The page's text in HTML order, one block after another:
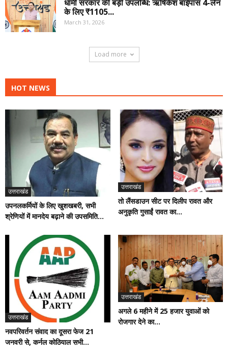
धामी सरकार की बड़ी उपलब्धि: ऋषिकेश बाईपास 4-लेन
के लिए ₹1105...
March 31, 2026
Load more
HOT NEWS
उत्तराखंड
उपनलकर्मियों के लिए खुशखबरी, सभी
श्रेणियों में मानदेय बढ़ाने की उपसमिति...
उत्तराखंड
तो लैंसडाउन सीट पर दिलीप रावत और
अनुकृति गुसाईं रावत का...
उत्तराखंड
नवपरिवर्तन संवाद का दूसरा फेज 21
जनवरी से, कर्नल कोठियाल सभी...
उत्तराखंड
अगले 6 महीने में 25 हजार युवाओं को
रोजगार देने का...